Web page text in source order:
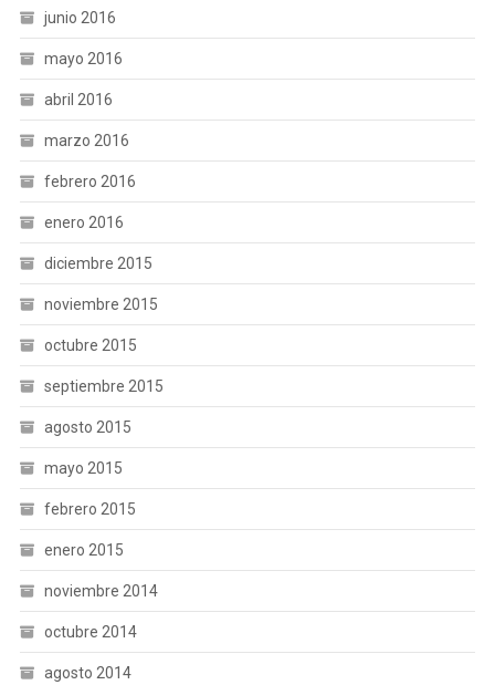
junio 2016
mayo 2016
abril 2016
marzo 2016
febrero 2016
enero 2016
diciembre 2015
noviembre 2015
octubre 2015
septiembre 2015
agosto 2015
mayo 2015
febrero 2015
enero 2015
noviembre 2014
octubre 2014
agosto 2014